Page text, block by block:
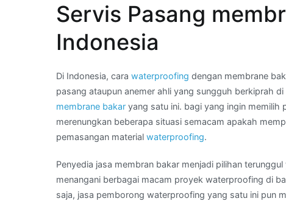
Kami
membran
waterproofing
anti
bocor
di
Wilayah
Servis Pasang
Indonesia
Di Indonesia, cara waterproofing dengan membrane
pasang ataupun anemer ahli yang sungguh berkiprah di
membrane bakar yang satu ini. bagi yang ingin memilih
merenungkan beberapa situasi semacam apakah
pemasangan material waterproofing.
Penyedia jasa membran bakar menjadi pilihan
menangani berbagai macam proyek waterproofing di
saja, jasa pemborong waterproofing yang satu ini pun